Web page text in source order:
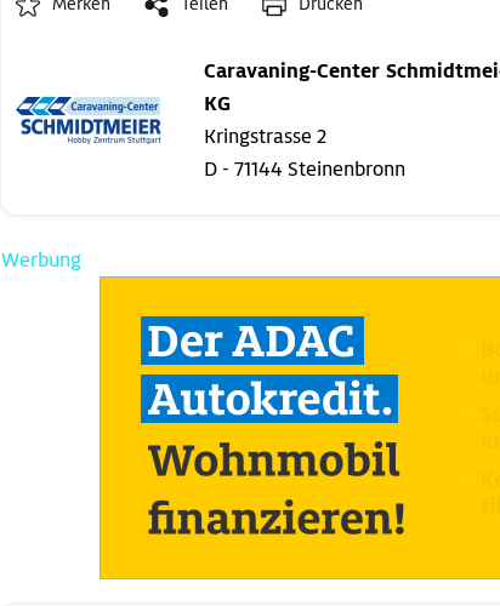
Caravaning-Center
KG
Kringstrasse 2
D - 71144 Steinenbronn
Werbung